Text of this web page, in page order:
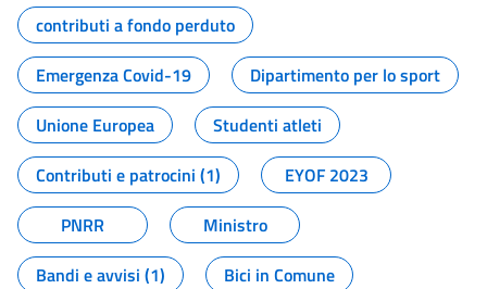
contributi a fondo perduto
Emergenza Covid-19
Dipartimento per lo sport
Unione Europea
Studenti atleti
Contributi e patrocini (1)
EYOF 2023
PNRR
Ministro
Bandi e avvisi (1)
Bici in Comune